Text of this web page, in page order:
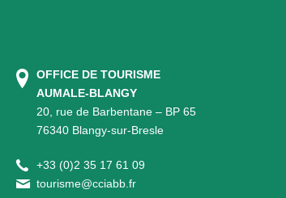
OFFICE DE TOURISME
AUMALE-BLANGY
20, rue de Barbentane – BP 65
76340 Blangy-sur-Bresle
+33 (0)2 35 17 61 09
tourisme@cciabb.fr